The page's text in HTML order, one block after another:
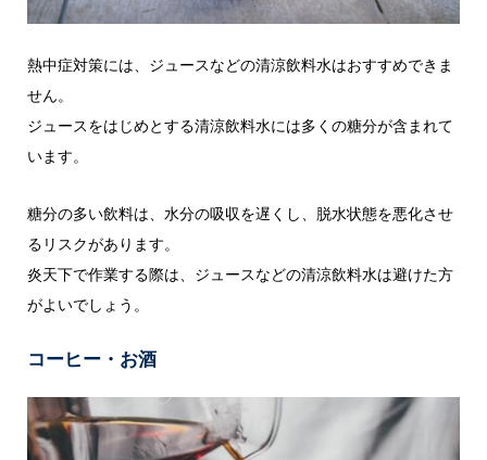
熱中症対策には、ジュースなどの清涼飲料水はおすすめできま
せん。
ジュースをはじめとする清涼飲料水には多くの糖分が含まれて
います。
糖分の多い飲料は、水分の吸収を遅くし、脱水状態を悪化させ
るリスクがあります。
炎天下で作業する際は、ジュースなどの清涼飲料水は避けた方
がよいでしょう。
コーヒー・お酒